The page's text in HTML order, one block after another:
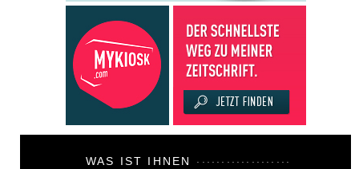
WAS IST IHNEN